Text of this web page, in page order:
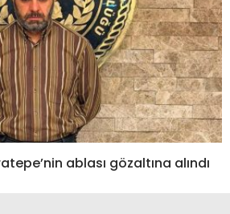
ablası gözaltına alındı